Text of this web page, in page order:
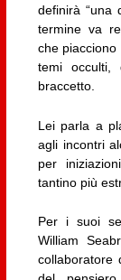
definirà “una
termine va
che
temi occulti,
braccetto.
Lei parla a
agli incontri
per
tantino più
Per i suoi
William
collaboratore